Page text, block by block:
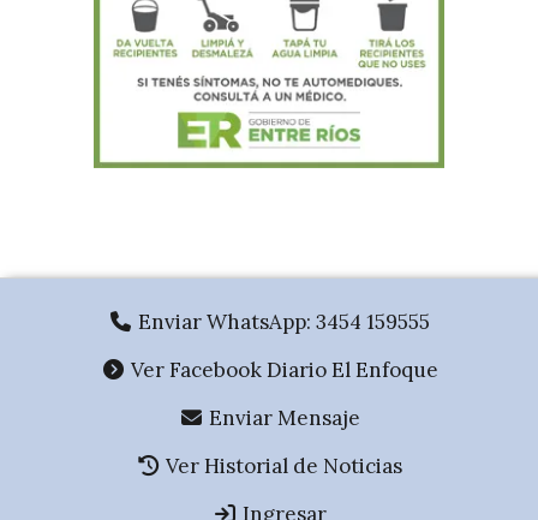
Enviar WhatsApp: 3454 159555
Ver Facebook Diario El Enfoque
Enviar Mensaje
Ver Historial de Noticias
Ingresar